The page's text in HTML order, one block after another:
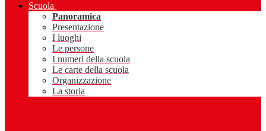
Scuola
Panoramica
Presentazione
I luoghi
Le persone
I numeri della scuola
Le carte della scuola
Organizzazione
La storia